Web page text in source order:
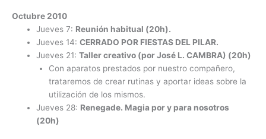
Octubre 2010
Jueves 7: Reunión habitual (20h).
Jueves 14:CERRADO POR FIESTAS DEL PILAR.
Jueves 21:Taller creativo (por José L. CAMBRA) (20h)
Con aparatos prestados por nuestro compañero,
trataremos de crear rutinas y aportar ideas sobre la
utilización de los mismos.
Jueves 28: Renegade. Magia por y para nosotros
(20h)